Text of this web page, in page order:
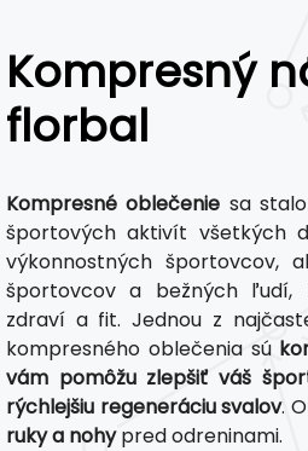
Kompresný
florbal
Kompresné oblečenie sa
športových aktivít všetkých
výkonnostných športovcov,
športovcov a bežných ľudí,
zdraví a fit. Jednou z
kompresného oblečenia sú
vám pomôžu zlepšiť váš
rýchlejšiu regeneráciu svalov.
ruky a nohypred odreninami.